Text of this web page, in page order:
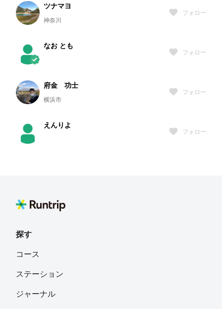
ツナマヨ
神奈川
フォロー
なお とも
フォロー
府金 功士
横浜市
フォロー
えんりよ
フォロー
ウッチー
探す
コース
ステーション
ジャーナル